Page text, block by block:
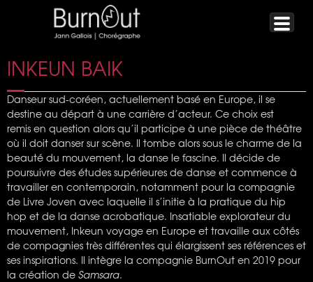
INKEUN BAIK
Danseur sud-coréen, actuellement basé en Europe, il se
destine au départ à une carrière d’acteur. Ce choix est
remis en question alors qu’il participe à une pièce de théâtre
où il doit danser sur scène. Il tombe alors sous le charme de la
beauté du mouvement, la danse le fascine. Il décide de
poursuivre des études supérieures de danse et commence à
travailler en contemporain, notamment pour la compagnie
de Livre Joven avec laquelle il s’initie à la pratique du hip
hop et de la danse acrobatique. Insatiable explorateur du
mouvement, Inkeun voyage en Europe et travaille aux côtés
de compagnies très différentes qui élargissent ses références et
ses inspirations. Il intègre la compagnie BurnOut en 2019 pour
la création de Samsara.